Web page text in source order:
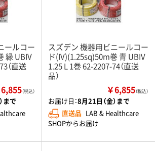
ールコー
緑 UBIV
（直送
（税込）
まで
スズデン 機器用ビニールコー
ド(IV)(1.25sq)50m巻 青 UBIV
1.25 L 1巻 62-2207-74（直送
品）
￥6,855（税込）
お届け日：8月21日（金）まで
直送品 LAB & Healthcare
SHOPからお届け